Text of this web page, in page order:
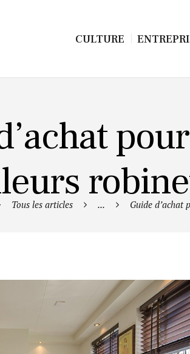
CULTURE
Tous les articles ... Guide d’achat